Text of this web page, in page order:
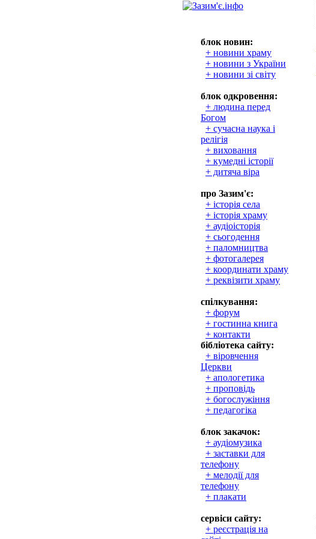
блок новин:
+ новини храму
+ новини з України
+ новини зі світу
блок одкровення:
+ людина перед
Богом
+ сучасна наука і
релігія
+ виховання
+ кумедні історії
+ дитяча віра
про Зазим'є:
+ історія села
+ історія храму
+ аудіоісторія
+ сьогодення
+ паломництва
+ фотогалерея
+ координати храму
+ реквізити храму
спілкування:
+ форум
+ гостинна книга
+ контакти
бібліотека сайту:
+ віровчення
Церкви
+ апологетика
+ проповідь
+ богослужіння
+ педагогіка
блок закачок:
+ аудіомузика
+ заставки для
телефону
+ мелодії для
телефону
+ плакати
сервіси сайту:
+ реєстрація на